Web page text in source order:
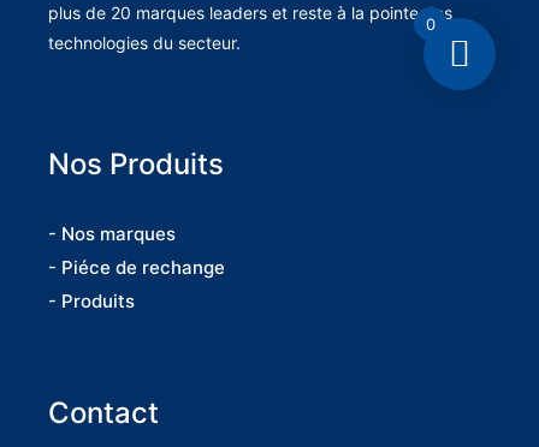
plus de 20 marques leaders et reste à la pointe des
technologies du secteur.
Nos Produits
- Nos marques
- Piéce de rechange
- Produits
Contact
0